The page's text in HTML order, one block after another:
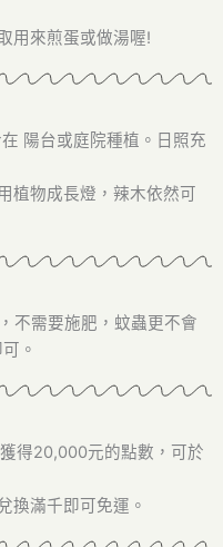
用來煎蛋或做湯喔!
陽台或庭院種植。 日照充
植物成長燈 ，辣木依然可
，不需要施肥 ，蚊蟲更不會
。
獲得20,000元的點數 ，可於
換滿千即可免運 。